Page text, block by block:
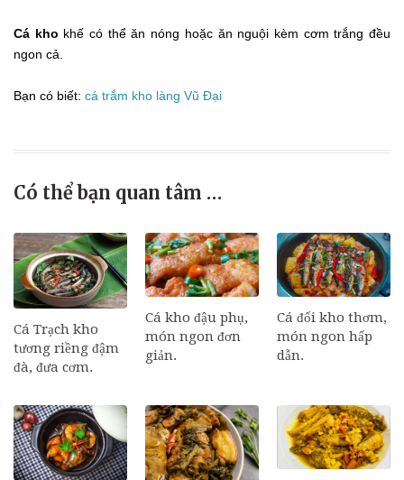
Cá kho khế có thể ăn nóng hoặc ăn nguội kèm cơm trắng đều
ngon cả.
Bạn có biết: cá trắm kho làng Vũ Đại
Có thể bạn quan tâm …
Cá Trạch kho
tương riềng đậm
đà, đưa cơm.
Cá kho đậu phụ,
món ngon đơn
giản.
Cá đối kho thơm,
món ngon hấp
dẫn.